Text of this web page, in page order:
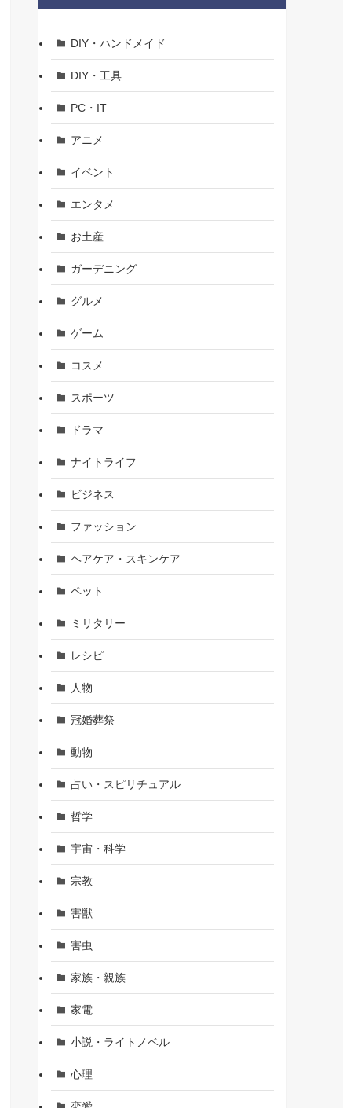
DIY・ハンドメイド
DIY・工具
PC・IT
アニメ
イベント
エンタメ
お土産
ガーデニング
グルメ
ゲーム
コスメ
スポーツ
ドラマ
ナイトライフ
ビジネス
ファッション
ヘアケア・スキンケア
ペット
ミリタリー
レシピ
人物
冠婚葬祭
動物
占い・スピリチュアル
哲学
宇宙・科学
宗教
害獣
害虫
家族・親族
家電
小説・ライトノベル
心理